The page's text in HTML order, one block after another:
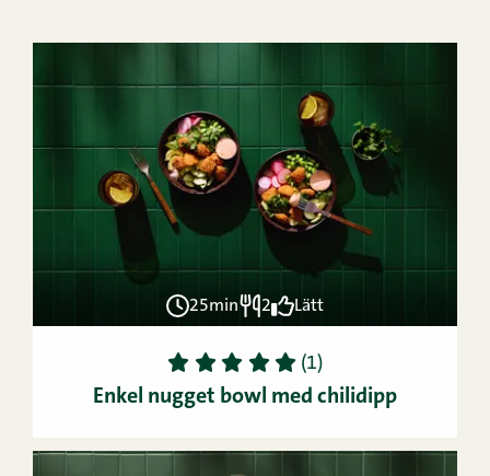
25min 2 Lätt
1 2 3 4 5 (1)
Enkel nugget bowl med chilidipp